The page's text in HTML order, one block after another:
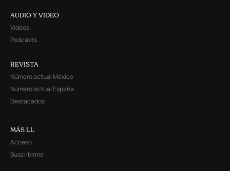
AUDIO Y VIDEO
Videos
Podcasts
REVISTA
Número actual México
Número actual España
Destacados
MÁS LL
Acceso
Suscribirme